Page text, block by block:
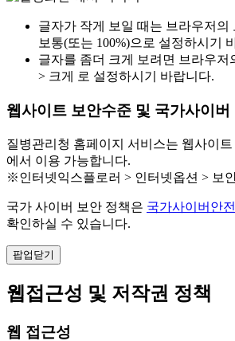
글자가 작게 보일 때는 브라우저의
보통(또는 100%)으로 설정하시기
글자를 좀더 크게 보려면 브라우저
> 크게 로 설정하시기 바랍니다.
웹사이트 보안수준 및 국가사이버
질병관리청 홈페이지 서비스는 웹사이
에서 이용 가능합니다.
※인터넷익스플로러 > 인터넷옵션 > 보
국가 사이버 보안 정책은 국가사이버안
확인하실 수 있습니다.
팝업닫기
웹접근성 및 저작권 정책
웹 접근성